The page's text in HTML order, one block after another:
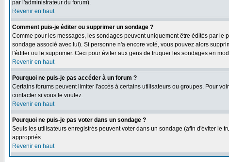
par l'administrateur du forum).
Revenir en haut
Comment puis-je éditer ou supprimer un sondage ?
Comme pour les messages, les sondages peuvent uniquement être édités par
sondage associé avec lui). Si personne n'a encore voté, vous pouvez alors
l'éditer ou le supprimer. Ceci pour éviter aux gens de truquer les sondages en
Revenir en haut
Pourquoi ne puis-je pas accéder à un forum ?
Certains forums peuvent limiter l'accès à certains utilisateurs ou groupes. Pour
contacter si vous le voulez.
Revenir en haut
Pourquoi ne puis-je pas voter dans un sondage ?
Seuls les utilisateurs enregistrés peuvent voter dans un sondage (afin d'éviter le
appropriés.
Revenir en haut